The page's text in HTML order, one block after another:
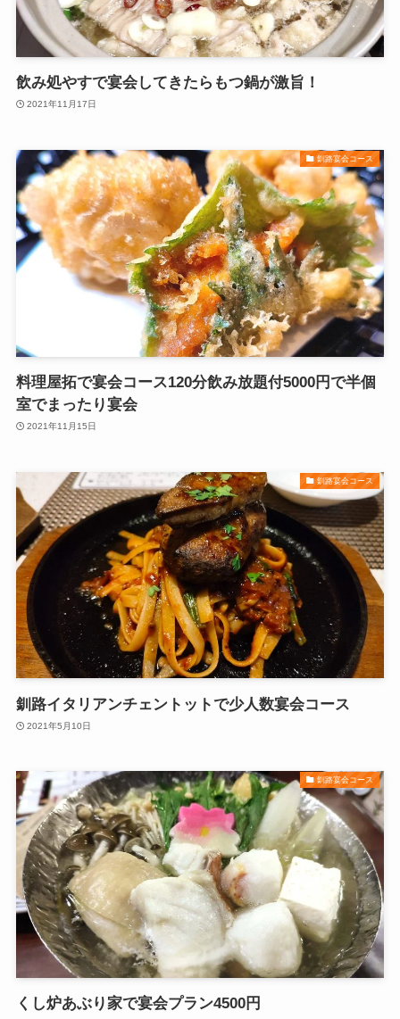
飲み処やすで宴会してきたらもつ鍋が激旨！
2021年11月17日
釧路宴会コース
料理屋拓で宴会コース120分飲み放題付5000円で半個
室でまったり宴会
2021年11月15日
釧路宴会コース
釧路イタリアンチェントットで少人数宴会コース
2021年5月10日
釧路宴会コース
くし炉あぶり家で宴会プラン4500円